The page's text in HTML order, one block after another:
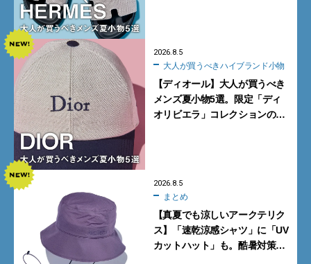
2026.8.5
大人が買うべきハイブランド小物
【ディオール】大人が買うべき
メンズ夏小物5選。限定「ディ
オリビエラ」コレクションの
2026.8.5
まとめ
【真夏でも涼しいアークテリク
ス】「速乾涼感シャツ」に「UV
カットハット」も。酷暑対策に